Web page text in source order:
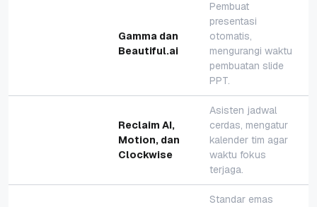
Gamma dan
Beautiful.ai
Pembuat
presentasi
otomatis,
mengurangi waktu
pembuatan slide
PPT.
Reclaim AI,
Motion, dan
Clockwise
Asisten jadwal
cerdas, mengatur
kalender tim agar
waktu fokus
terjaga.
Standar emas